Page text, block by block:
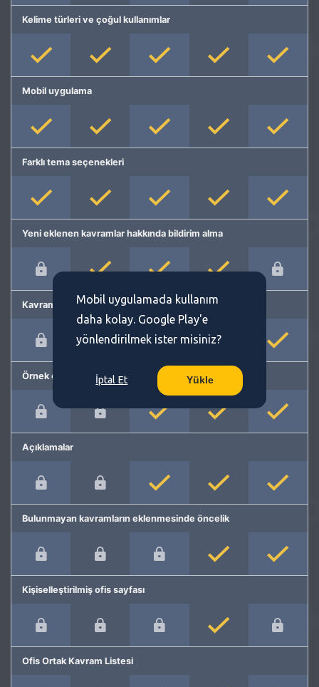
Kelime türleri ve çoğul kullanımlar
Mobil uygulama
Farklı tema seçenekleri
Yeni eklenen kavramlar hakkında bildirim alma
Kavram önerme
Örnek cümleler
Açıklamalar
Bulunmayan kavramların eklenmesinde öncelik
Kişiselleştirilmiş ofis sayfası
Ofis Ortak Kavram Listesi
Mobil uygulamada kullanım
daha kolay. Google Play'e
yönlendirilmek ister misiniz?
İptal Et Yükle